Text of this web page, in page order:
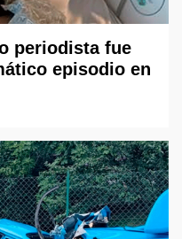
periodista fue
episodio en